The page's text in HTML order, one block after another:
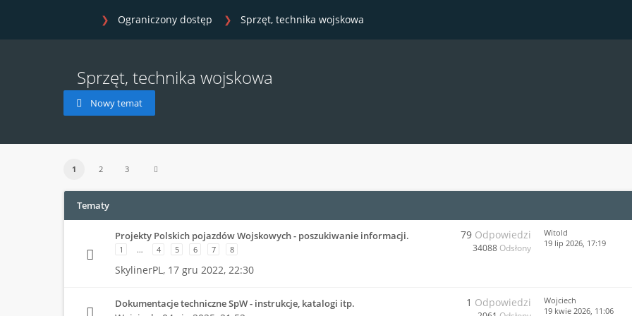
Ograniczony dostęp Sprzęt, technika wojskowa
Sprzęt, technika wojskowa
Nowy temat
1 2 3
Tematy
Projekty Polskich pojazdów Wojskowych - poszukiwanie informacji.
1 … 4 5 6 7 8
SkylinerPL, 17 gru 2022, 22:30
79 Odpowiedzi
34088 Odsłony
Witold
19 lip 2026, 17:19
Dokumentacje techniczne SpW - instrukcje, katalogi itp. 1 Odpowiedzi
Wojciech
19 kwie 2026, 11:06